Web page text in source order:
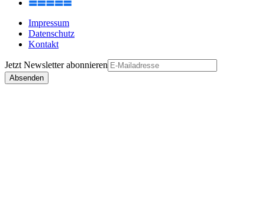
Impressum
Datenschutz
Kontakt
Jetzt Newsletterabonnieren
Absenden